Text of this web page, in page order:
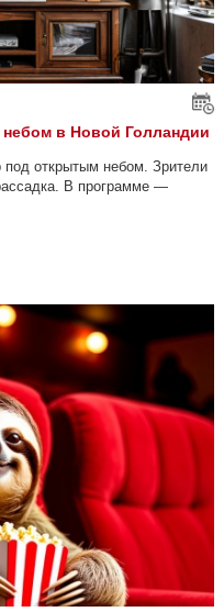
в Новой Голландии
под открытым небом. Зрители
В программе —